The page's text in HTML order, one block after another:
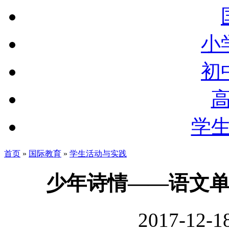
小
初
学
首页 » 国际教育 » 学生活动与实践
少年诗情——语文单
2017-12-